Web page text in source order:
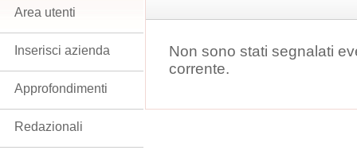
Non sono stati segnalati
corrente.
Area utenti
Inserisci azienda
Approfondimenti
Redazionali